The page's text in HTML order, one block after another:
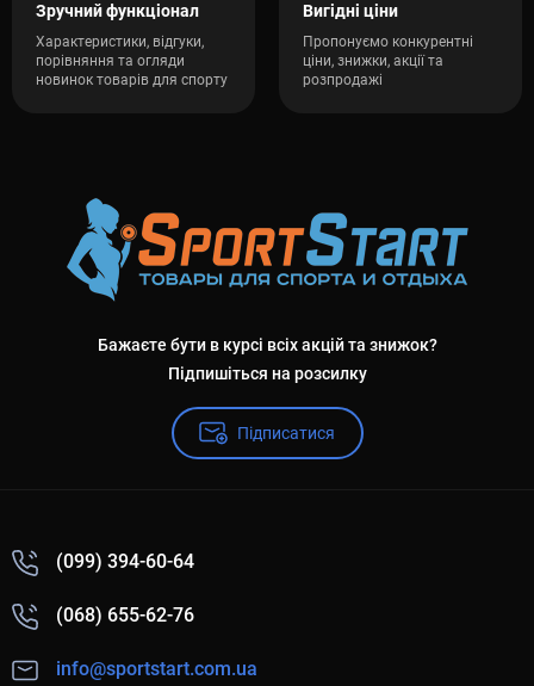
Зручний функціонал
Характеристики, відгуки,
порівняння та огляди
новинок товарів для спорту
Вигідні ціни
Пропонуємо конкурентні
ціни, знижки, акції та
розпродажі
Бажаєте бути в курсі всіх акцій та знижок?
Підпишіться на розсилку
Підписатися
(099) 394-60-64
(068) 655-62-76
info@sportstart.com.ua